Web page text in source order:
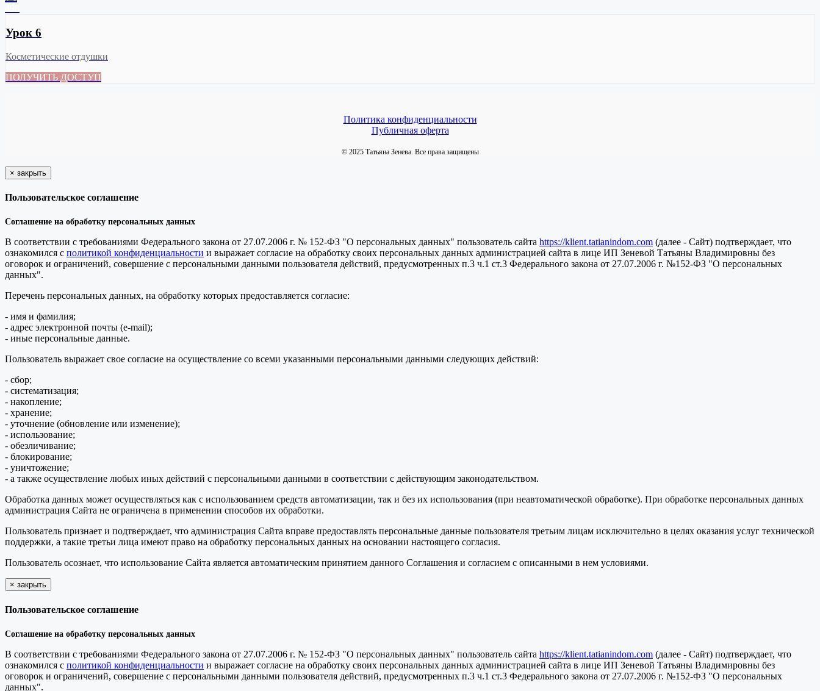
Урок 6
Косметические отдушки
ПОЛУЧИТЬ ДОСТУП
Политика конфиденциальности
Публичная оферта
© 2025 Татьяна Зенева. Все права защищены
× закрыть
Пользовательское соглашение
Соглашение на обработку персональных данных
В соответствии с требованиями Федерального закона от 27.07.2006 г. № 152-ФЗ "О персональных данных" пользователь сайта https://klient.tatianindom.com (далее - Сайт) подтверждает, что
ознакомился с политикой конфиденциальности и выражает согласие на обработку своих персональных данных администрацией сайта в лице ИП Зеневой Татьяны Владимировны без
оговорок и ограничений, совершение с персональными данными пользователя действий, предусмотренных п.3 ч.1 ст.3 Федерального закона от 27.07.2006 г. №152-ФЗ "О персональных
данных".
Перечень персональных данных, на обработку которых предоставляется согласие:
- имя и фамилия;
- адрес электронной почты (e-mail);
- иные персональные данные.
Пользователь выражает свое согласие на осуществление со всеми указанными персональными данными следующих действий:
- сбор;
- систематизация;
- накопление;
- хранение;
- уточнение (обновление или изменение);
- использование;
- обезличивание;
- блокирование;
- уничтожение;
- а также осуществление любых иных действий с персональными данными в соответствии с действующим законодательством.
Обработка данных может осуществляться как с использованием средств автоматизации, так и без их использования (при неавтоматической обработке). При обработке персональных данных
администрация Сайта не ограничена в применении способов их обработки.
Пользователь признает и подтверждает, что администрация Сайта вправе предоставлять персональные данные пользователя третьим лицам исключительно в целях оказания услуг технической
поддержки, а такие третьи лица имеют право на обработку персональных данных на основании настоящего согласия.
Пользователь осознает, что использование Сайта является автоматическим принятием данного Соглашения и согласием с описанными в нем условиями.
× закрыть
Пользовательское соглашение
Соглашение на обработку персональных данных
В соответствии с требованиями Федерального закона от 27.07.2006 г. № 152-ФЗ "О персональных данных" пользователь сайта https://klient.tatianindom.com (далее - Сайт) подтверждает, что
ознакомился с политикой конфиденциальности и выражает согласие на обработку своих персональных данных администрацией сайта в лице ИП Зеневой Татьяны Владимировны без
оговорок и ограничений, совершение с персональными данными пользователя действий, предусмотренных п.3 ч.1 ст.3 Федерального закона от 27.07.2006 г. №152-ФЗ "О персональных
данных".